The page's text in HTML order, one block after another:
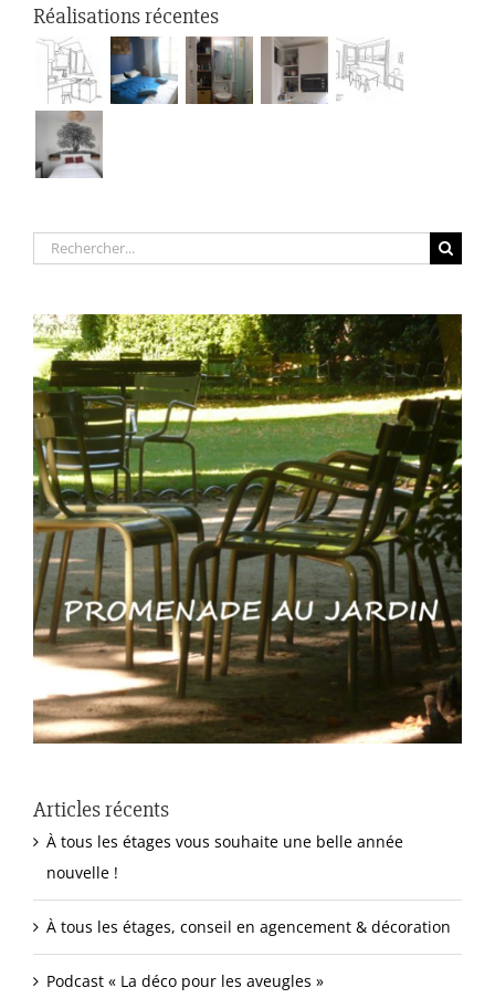
Réalisations récentes
Rechercher:
Articles récents
À tous les étages vous souhaite une belle année
nouvelle !
À tous les étages, conseil en agencement & décoration
Podcast « La déco pour les aveugles »